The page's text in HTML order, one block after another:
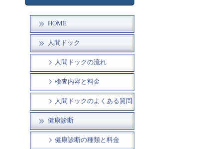
HOME
人間ドック
人間ドックの流れ
検査内容と料金
人間ドックのよくある質問
健康診断
健康診断の種類と料金